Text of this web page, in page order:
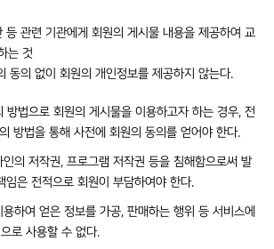
관련 기관에게 회원의 게시물 내용을 제공하여 교
는 것
동의 없이 회원의 개인정보를 제공하지 않는다.
방법으로 회원의 게시물을 이용하고자 하는 경우, 전
방법을 통해 사전에 회원의 동의를 얻어야 한다.
의 저작권, 프로그램 저작권 등을 침해함으로써 발
임은 전적으로 회원이 부담하여야 한다.
하여 얻은 정보를 가공, 판매하는 행위 등 서비스에
로 사용할 수 없다.